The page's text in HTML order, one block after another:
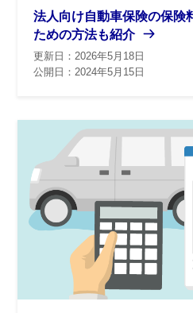
法人向け自動車保険の保険
ための方法も紹介
更新日：2026年5月18日
公開日：2024年5月15日